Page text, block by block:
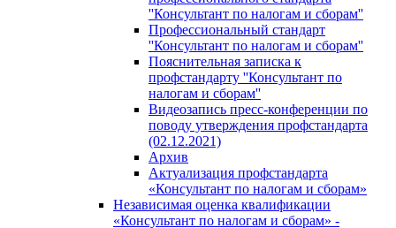
''Консультант по налогам и сборам''
Профессиональный стандарт
''Консультант по налогам и сборам''
Пояснительная записка к
профстандарту ''Консультант по
налогам и сборам''
Видеозапись пресс-конференции по
поводу утверждения профстандарта
(02.12.2021)
Архив
Актуализация профстандарта
«Консультант по налогам и сборам»
Независимая оценка квалификации
«Консультант по налогам и сборам» -